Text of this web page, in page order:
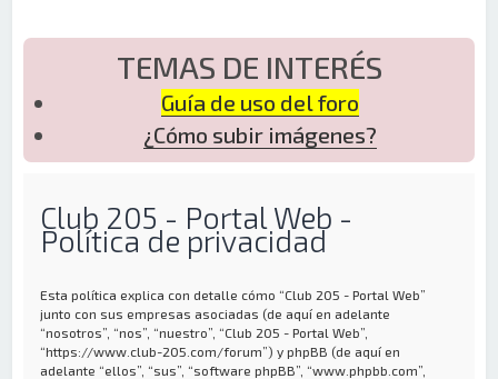
TEMAS DE INTERÉS
Guía de uso del foro
¿Cómo subir imágenes?
Club 205 - Portal Web -
Política de privacidad
Esta política explica con detalle cómo “Club 205 - Portal Web”
junto con sus empresas asociadas (de aquí en adelante
“nosotros”, “nos”, “nuestro”, “Club 205 - Portal Web”,
“https://www.club-205.com/forum”) y phpBB (de aquí en
adelante “ellos”, “sus”, “software phpBB”, “www.phpbb.com”,